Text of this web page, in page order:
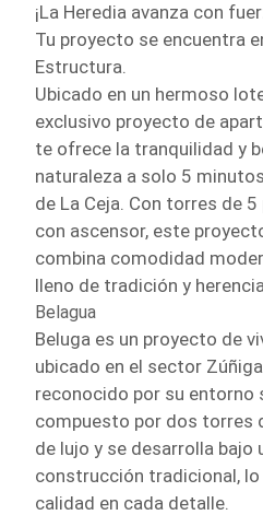
¡La Heredia avanza con
Tu proyecto se encuentra
Estructura.
Ubicado en un hermoso
exclusivo proyecto de
te ofrece la tranquilidad y
naturaleza a solo 5
de La Ceja. Con torres de
con ascensor, este
combina comodidad
lleno de tradición y
Belagua
Beluga es un proyecto de
ubicado en el sector
reconocido por su entorno
compuesto por dos torres
de lujo y se desarrolla bajo
construcción tradicional, lo
calidad en cada detalle.